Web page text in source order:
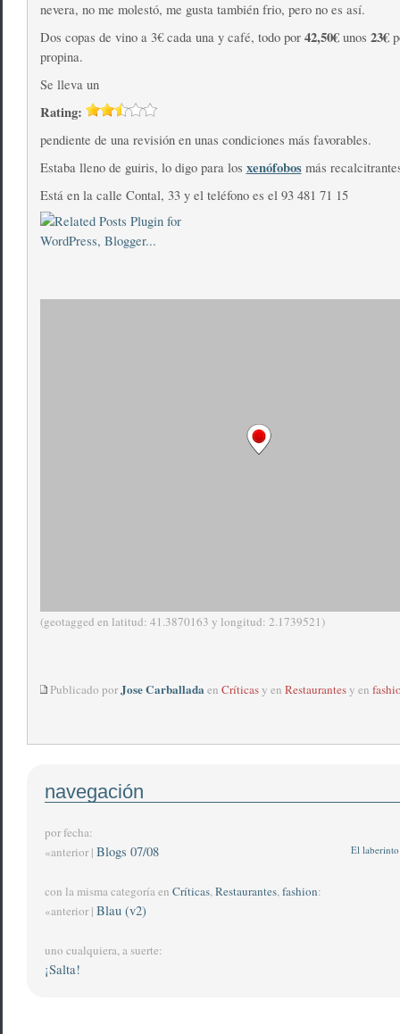
nevera, no me molestó, me gusta también frio, pero no es así.
Dos copas de vino a 3€ cada una y café, todo por 42,50€unos 23€
propina.
Se lleva un
Rating:
pendiente de una revisión en unas condiciones más favorables.
Estaba lleno de guiris, lo digo para los xenófobosmás
Está en la calle Contal, 33 y el teléfono es el 93 481 71 15
(geotagged en latitud: 41.3870163 y longitud: 2.1739521)
Publicado porJose Carballadaen Críticasy en Restaurantesy en
navegación
por fecha:
El
«anterior | Blogs 07/08
con la misma categoría en Críticas,Restaurantes,fashion:
«anterior | Blau (v2)
uno cualquiera, a suerte:
¡Salta!